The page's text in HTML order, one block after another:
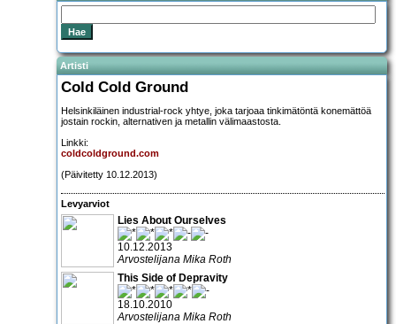
Artisti
Cold Cold Ground
Helsinkiläinen industrial-rock yhtye, joka tarjoaa tinkimätöntä konemättöä
jostain rockin, alternativen ja metallin välimaastosta.
Linkki:
coldcoldground.com
(Päivitetty 10.12.2013)
Levyarviot
Lies About Ourselves
10.12.2013
Arvostelijana Mika Roth
This Side of Depravity
18.10.2010
Arvostelijana Mika Roth